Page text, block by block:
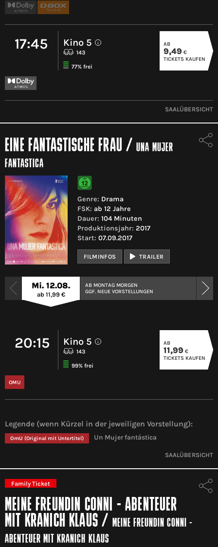
17:45 Kino 5 i
143
77% frei
AB
9,49 €
TICKETS KAUFEN
SAALÜBERSICHT
EINE FANTASTISCHE FRAU /UNA MUJER
FANTASTICA
Genre: Drama
FSK: ab 12 Jahre
Dauer: 104 Minuten
Produktionsjahr: 2017
Start: 07.09.2017
FILMINFOS TRAILER
Mi. 12.08.
ab 11,99 €
AB MONTAG MORGEN
GGF. NEUE VORSTELLUNGEN
20:15 Kino 5 i
143
99% frei
OMU
AB
11,99 €
TICKETS KAUFEN
Legende (wenn Kürzel in der jeweiligen Vorstellung):
OmU (Original mit Untertitel) Un Mujer fantástica
SAALÜBERSICHT
Family Ticket
MEINE FREUNDIN CONNI - ABENTEUER
MIT KRANICH KLAUS / MEINE FREUNDIN CONNI -
ABENTEUER MIT KRANICH KLAUS